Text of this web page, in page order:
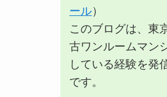
ール）
このブログは、東
古ワンルームマン
している経験を発
です。